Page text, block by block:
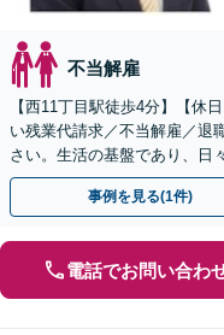
不当解雇
【西11丁目駅徒歩4分】【休
い残業代請求／不当解雇／退
さい。生活の基盤であり、日
ピーディーに解決へ導きます
事例を見る(1件)
電話でお問い合わ